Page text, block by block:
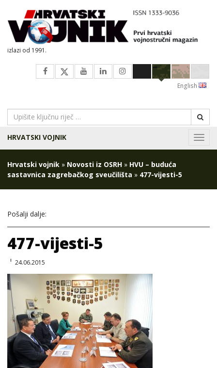
izlazi od 1991.
English
HRVATSKI VOJNIK
Hrvatski vojnik » Novosti iz OSRH » HVU – buduća
sastavnica zagrebačkog sveučilišta » 477-vijesti-5
Pošalji dalje:
477-vijesti-5
24.06.2015